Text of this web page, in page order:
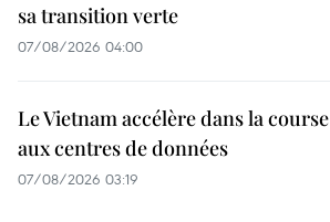
sa transition verte
07/08/2026 04:00
Le Vietnam accélère dans la course
aux centres de données
07/08/2026 03:19